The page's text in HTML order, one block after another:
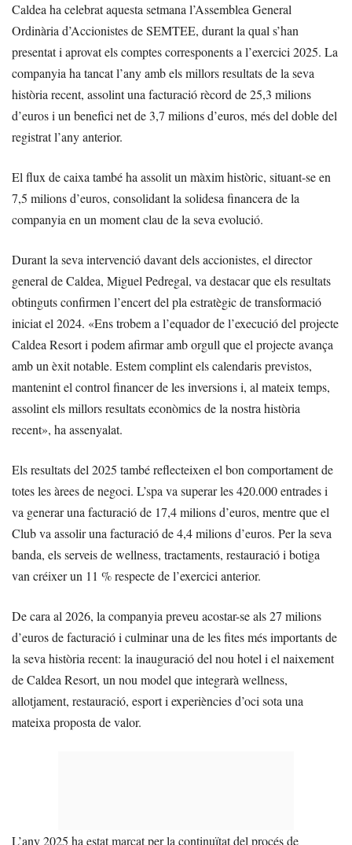
Caldea ha celebrat aquesta setmana l’Assemblea General
Ordinària d’Accionistes de SEMTEE, durant la qual s’han
presentat i aprovat els comptes corresponents a l’exercici 2025. La
companyia ha tancat l’any amb els millors resultats de la seva
història recent, assolint una facturació rècord de 25,3 milions
d’euros i un benefici net de 3,7 milions d’euros, més del doble del
registrat l’any anterior.
El flux de caixa també ha assolit un màxim històric, situant-se en
7,5 milions d’euros, consolidant la solidesa financera de la
companyia en un moment clau de la seva evolució.
Durant la seva intervenció davant dels accionistes, el director
general de Caldea, Miguel Pedregal, va destacar que els resultats
obtinguts confirmen l’encert del pla estratègic de transformació
iniciat el 2024. «Ens trobem a l’equador de l’execució del projecte
Caldea Resort i podem afirmar amb orgull que el projecte avança
amb un èxit notable. Estem complint els calendaris previstos,
mantenint el control financer de les inversions i, al mateix temps,
assolint els millors resultats econòmics de la nostra història
recent», ha assenyalat.
Els resultats del 2025 també reflecteixen el bon comportament de
totes les àrees de negoci. L’spa va superar les 420.000 entrades i
va generar una facturació de 17,4 milions d’euros, mentre que el
Club va assolir una facturació de 4,4 milions d’euros. Per la seva
banda, els serveis de wellness, tractaments, restauració i botiga
van créixer un 11 % respecte de l’exercici anterior.
De cara al 2026, la companyia preveu acostar-se als 27 milions
d’euros de facturació i culminar una de les fites més importants de
la seva història recent: la inauguració del nou hotel i el naixement
de Caldea Resort, un nou model que integrarà wellness,
allotjament, restauració, esport i experiències d’oci sota una
mateixa proposta de valor.
L’any 2025 ha estat marcat per la continuïtat del procés de